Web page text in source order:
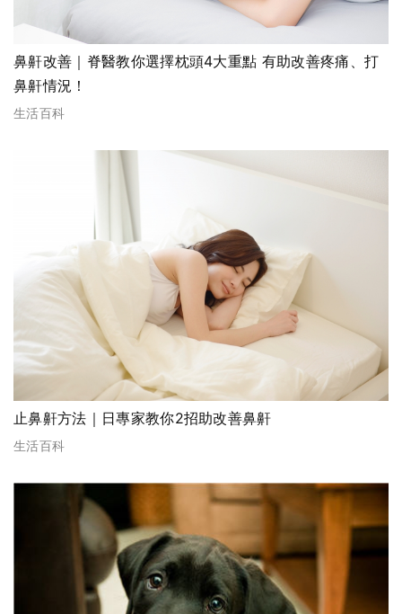
鼻鼾改善｜脊醫教你選擇枕頭4大重點 有助改善疼痛、打
鼻鼾情況！
生活百科
止鼻鼾方法｜日專家教你2招助改善鼻鼾
生活百科